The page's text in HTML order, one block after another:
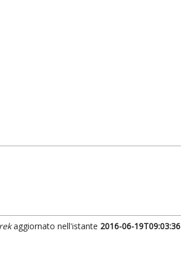
aggiornato nell'istante 2016-06-19T09:03:36